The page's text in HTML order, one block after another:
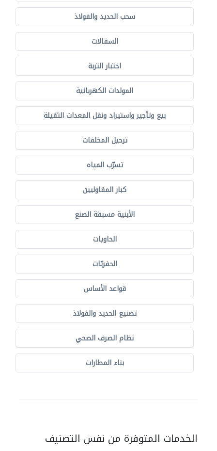
سحب الحديد والفولاذ
السقالات
اختبار التربة
المولدات الكهربائية
بيع وتأجير واستيراد ونقل المعدات الثقيلة
ترحيل المخلفات
تسرّب المياه
كبار المقاوليين
الأبنية مسبقة الصنع
الحاويات
الحفريّات
قواعد الأساس
تصنيع الحديد والفولاذ
نظام الصرف الصحي
بناء المطارات
الخدمات المتوفرة من نفس التصنيف